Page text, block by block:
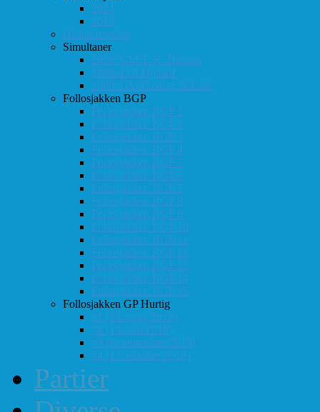
2014
2015
Østlandsserien
Simultaner
2016: GM T. R. Hansen
1999: Leif Øgaard
1996: GM Predrag Nikolic
Follosjakken BGP
Follosjakken BGP 1
Follosjakken BGP 2
Follosjakken BGP 3
Follosjakken BGP 4
Follosjakken BGP 5
Follosjakken BGP 6
Follosjakken BGP 7
Follosjakken BGP 8
Follosjakken BGP 9
Follosjakken BGP 10
Follosjakken BGP 11
Follosjakken BGP 12
Follosjakken BGP 13
Follosjakken BGP 14
Follosjakken BGP 15
Follosjakken GP Hurtig
#1 (24. mars 2018)
#2 (19. mai 2018)
#3 (8. september 2018)
#4 (13. oktober 2018)
Partier